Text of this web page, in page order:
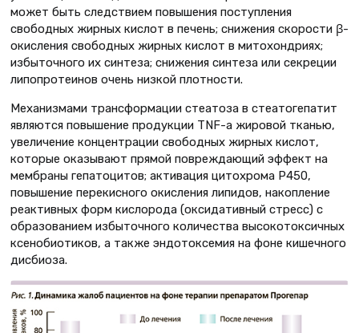
может быть следствием повышения поступления
свободных жирных кислот в печень; снижения скорости β-
окисления свободных жирных кислот в митохондриях;
избыточного их синтеза; снижения синтеза или секреции
липопротеинов очень низкой плотности.
Механизмами трансформации стеатоза в стеатогепатит
являются повышение продукции TNF-a жировой тканью,
увеличение концентрации свободных жирных кислот,
которые оказывают прямой повреждающий эффект на
мембраны гепатоцитов; активация цитохрома Р450,
повышение перекисного окисления липидов, накопление
реактивных форм кислорода (оксидативный стресс) с
образованием избыточного количества высокотоксичных
ксенобиотиков, а также эндотоксемия на фоне кишечного
дисбиоза.